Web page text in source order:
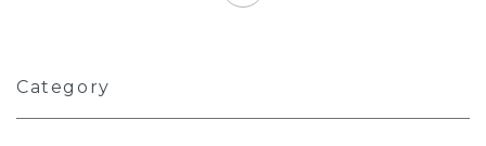
Category